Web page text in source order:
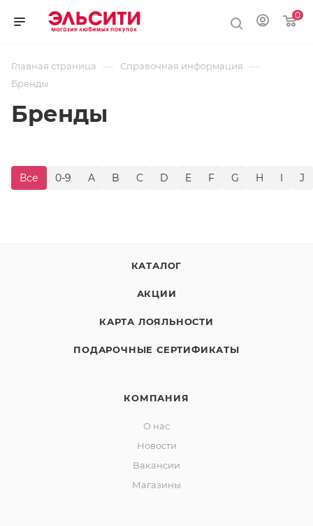
0
Главная страница — Справочная информация —
Бренды
Бренды
Все 0-9 A B C D E F G H I J
КАТАЛОГ
АКЦИИ
КАРТА ЛОЯЛЬНОСТИ
ПОДАРОЧНЫЕ СЕРТИФИКАТЫ
КОМПАНИЯ
О нас
Новости
Вакансии
Магазины